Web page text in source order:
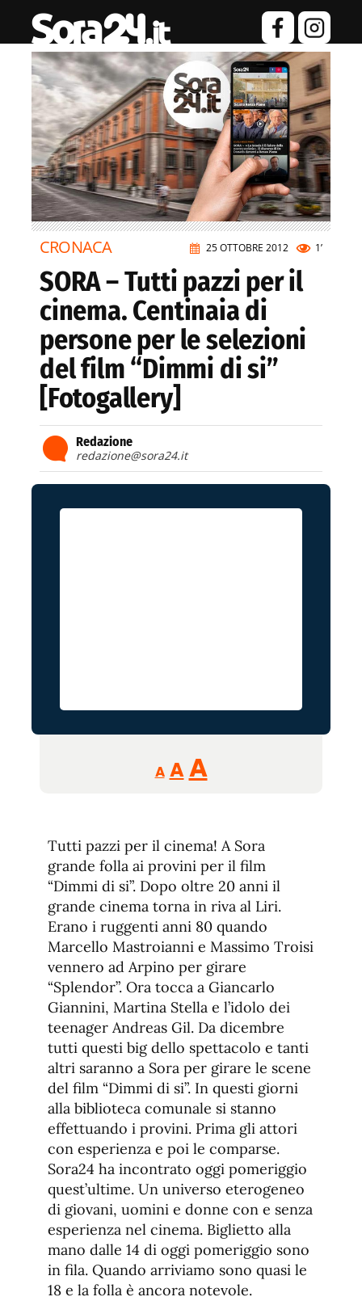
25 OTTOBRE 2012 1’
CRONACA
SORA – Tutti pazzi per il
cinema. Centinaia di
persone per le selezioni
del film “Dimmi di si”
[Fotogallery]
Redazione
redazione@sora24.it
A
Reducir
tamaño
A Restablecer
fuente
AAumentar
de
fuente.
Tutti pazzi per il cinema! A Sora
grande folla ai provini per il film
“Dimmi di si”. Dopo oltre 20 anni il
grande cinema torna in riva al Liri.
Erano i ruggenti anni 80 quando
Marcello Mastroianni e Massimo Troisi
vennero ad Arpino per girare
“Splendor”. Ora tocca a Giancarlo
Giannini, Martina Stella e l’idolo dei
teenager Andreas Gil. Da dicembre
tutti questi big dello spettacolo e tanti
altri saranno a Sora per girare le scene
del film “Dimmi di si”. In questi giorni
alla biblioteca comunale si stanno
effettuando i provini. Prima gli attori
con esperienza e poi le comparse.
Sora24 ha incontrato oggi pomeriggio
quest’ultime. Un universo eterogeneo
di giovani, uomini e donne con e senza
esperienza nel cinema. Biglietto alla
mano dalle 14 di oggi pomeriggio sono
in fila. Quando arriviamo sono quasi le
18 e la folla è ancora notevole.